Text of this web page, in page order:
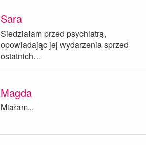
Sara
Siedziałam przed psychiatrą,
opowiadając jej wydarzenia sprzed
ostatnich…
Magda
Miałam...